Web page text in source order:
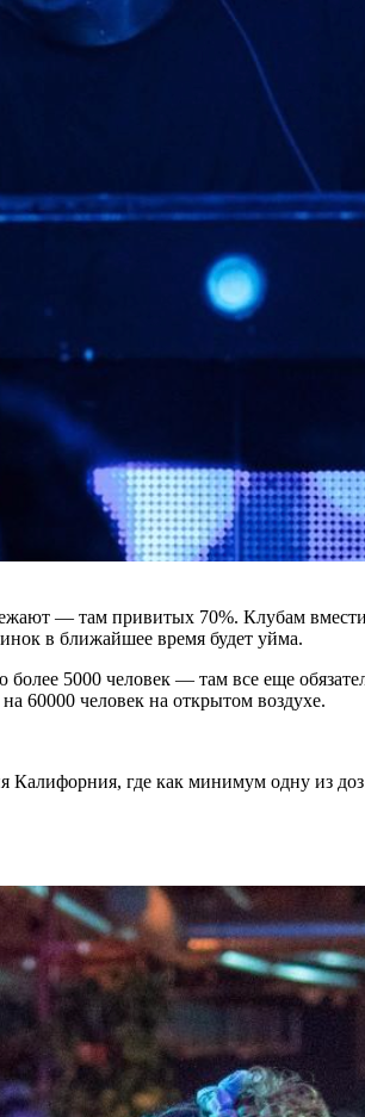
— там привитых 70%. Клубам
в ближайшее время будет уйма.
5000 человек — там все еще
60000 человек на открытом воздухе.
где как минимум одну из